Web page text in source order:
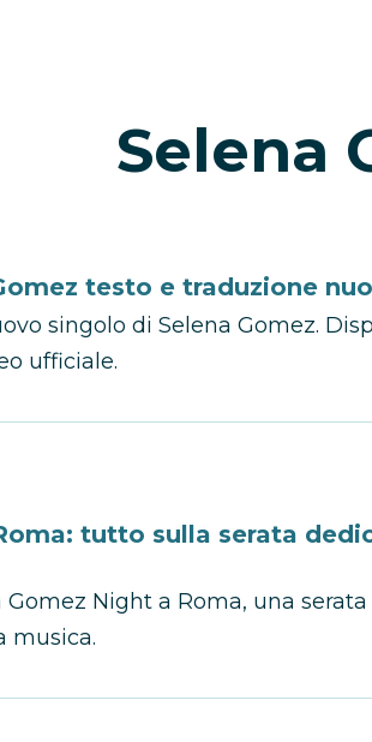
Selena
testo e traduzione
singolo di Selena Gomez.
ufficiale.
tutto sulla serata
Night a Roma, una
musica.